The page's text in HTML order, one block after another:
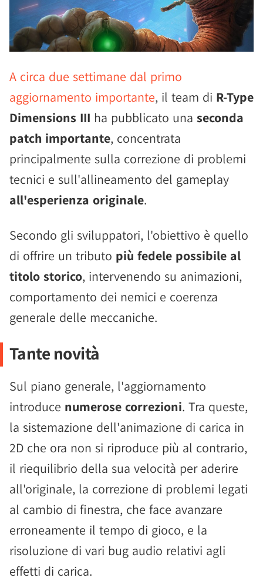
A circa due settimane dal primo
aggiornamento importante, il team di R-Type
Dimensions III ha pubblicato una seconda
patch importante, concentrata
principalmente sulla correzione di problemi
tecnici e sull'allineamento del gameplay
all'esperienza originale.
Secondo gli sviluppatori, l'obiettivo è quello
di offrire un tributo più fedele possibile al
titolo storico, intervenendo su animazioni,
comportamento dei nemici e coerenza
generale delle meccaniche.
Tante novità
Sul piano generale, l'aggiornamento
introduce numerose correzioni. Tra queste,
la sistemazione dell'animazione di carica in
2D che ora non si riproduce più al contrario,
il riequilibrio della sua velocità per aderire
all'originale, la correzione di problemi legati
al cambio di finestra, che face avanzare
erroneamente il tempo di gioco, e la
risoluzione di vari bug audio relativi agli
effetti di carica.